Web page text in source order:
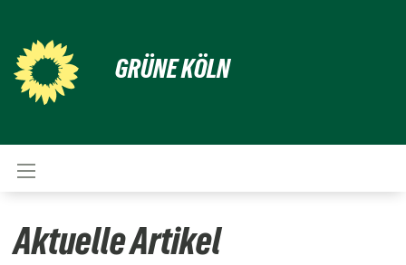
GRÜNE KÖLN
Aktuelle Artikel